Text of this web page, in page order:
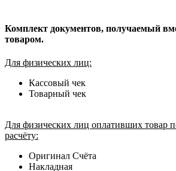
Комплект документов, получаемый
товаром.
Для физических лиц:
Кассовый чек
Товарный чек
Для физических лиц оплативших товар
расчёту:
Оригинал Счёта
Накладная